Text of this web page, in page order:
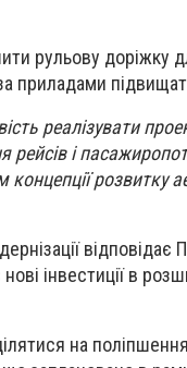
рульову доріжку
приладами
реалізувати
рейсів і
концепції розвитку
відповідає
інвестиції в
на